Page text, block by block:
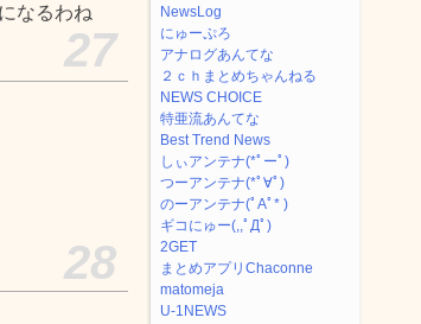
なるわね
27
28
NewsLog
にゅーぷろ
アナログあんてな
２ｃｈまとめちゃんねる
NEWS CHOICE
特亜流あんてな
Best Trend News
しぃアンテナ(*ﾟーﾟ)
つーアンテナ(*ﾟ∀ﾟ)
のーアンテナ(ﾟAﾟ* )
ギコにゅー(,,ﾟДﾟ)
2GET
まとめアプリChaconne
matomeja
U-1NEWS